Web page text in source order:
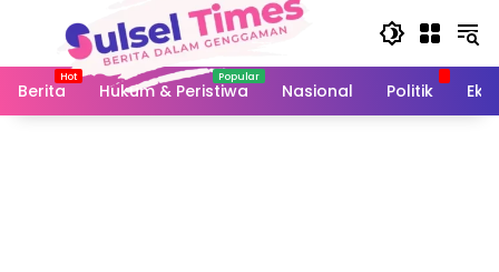
Berita
Hukum & Peristiwa Nasional Politik